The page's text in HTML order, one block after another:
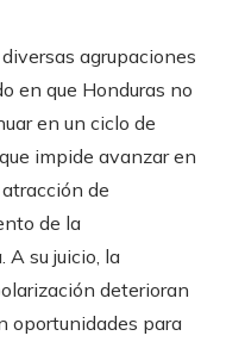
agrupaciones
en que Honduras no
en un ciclo de
impide avanzar en
de
de la
A su juicio, la
deterioran
oportunidades para